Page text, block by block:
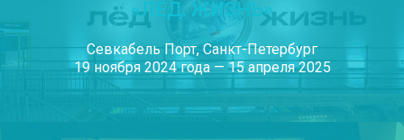
«ЛЁД. ЖИЗНЬ»
Севкабель Порт, Санкт-Петербург
19 ноября 2024 года — 15 апреля 2025